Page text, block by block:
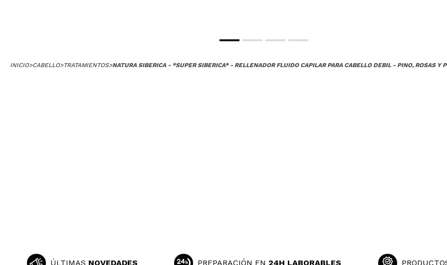
INICIO>CABELLO>TRATAMIENTOS>NATURA SIBERICA - *SUPER SIBERICA* - RELLENADOR FLUIDO CAPILAR PARA CABELLO DEBIL - PINO, ROSAS Y
ÚLTIMAS NOVEDADES PREPARACIÓN EN 24H LABORABLES